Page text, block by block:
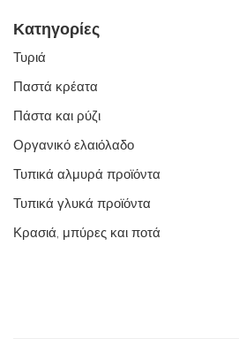
Κατηγορίες
Τυριά
Παστά κρέατα
Πάστα και ρύζι
Οργανικό ελαιόλαδο
Τυπικά αλμυρά προϊόντα
Τυπικά γλυκά προϊόντα
Κρασιά, μπύρες και ποτά